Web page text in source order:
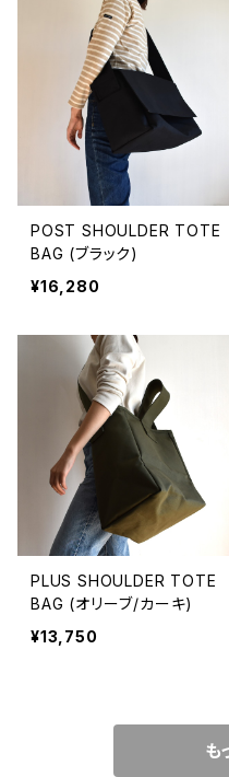
POST SHOULDER TOTE
BAG (ブラック)
¥16,280
PLUS SHOULDER TOTE
BAG (オリーブ/カーキ)
¥13,750
も